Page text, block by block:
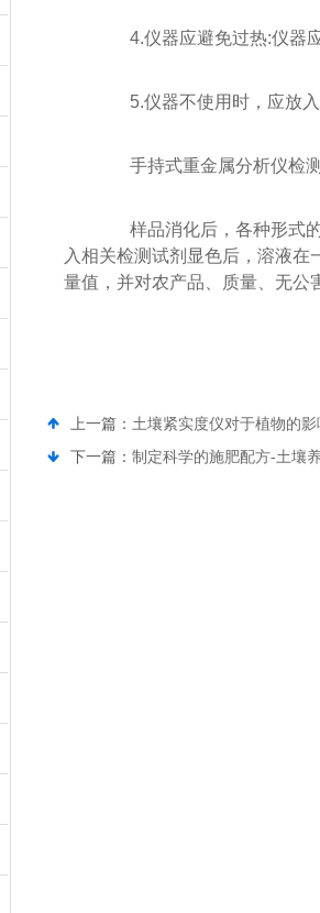
4.仪器应避免过热:仪器应
5.仪器不使用时，应放入
手持式重金属分析仪检
样品消化后，各种形式的
入相关检测试剂显色后，溶液
量值，并对农产品、质量、无公
上一篇： 土壤紧实度仪对于植物的影
下一篇： 制定科学的施肥配方-土壤